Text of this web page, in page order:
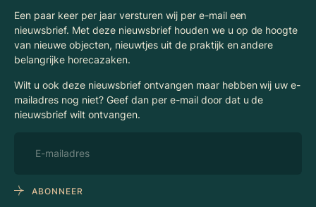
Een paar keer per jaar versturen wij per e-mail een
nieuwsbrief. Met deze nieuwsbrief houden we u op de hoogte
van nieuwe objecten, nieuwtjes uit de praktijk en andere
belangrijke horecazaken.
Wilt u ook deze nieuwsbrief ontvangen maar hebben wij uw e-
mailadres nog niet? Geef dan per e-mail door dat u de
nieuwsbrief wilt ontvangen.
ABONNEER